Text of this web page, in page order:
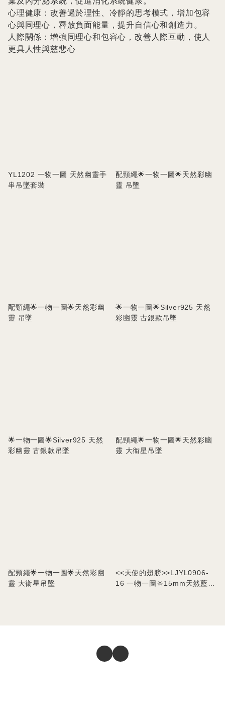
心理健康：改善過於理性、冷靜的思考模式，增加包容
心與同理心，釋放負面能量，提升自信心和創造力。
人際關係：增強同理心和包容心，改善人際互動，使人
更具人性與慈悲心
YL1202 一物一圖 天然幽靈手
串吊墜套裝
配頸繩🌟一物一圖🌟天然彩幽
靈 吊墜
配頸繩🌟一物一圖🌟天然彩幽
靈 吊墜
🌟一物一圖🌟Silver925 天然
彩幽靈 古銀款吊墜
🌟一物一圖🌟Silver925 天然
彩幽靈 古銀款吊墜
配頸繩🌟一物一圖🌟天然彩幽
靈 大衞星吊墜
配頸繩🌟一物一圖🌟天然彩幽
靈 大衞星吊墜
<<天使的翅膀>>LJYL0906-
16 一物一圖🔆15mm天然藍針